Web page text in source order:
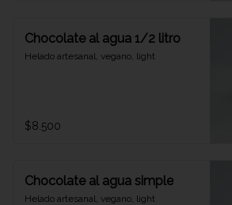
Chocolate al agua 1/2 litro
Helado artesanal, vegano, light
$8.500
Chocolate al agua simple
Helado artesanal, vegano, light